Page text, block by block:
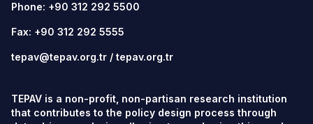
Phone: +90 312 292 5500
Fax: +90 312 292 5555
tepav@tepav.org.tr / tepav.org.tr
TEPAV is a non-profit, non-partisan research institution
that contributes to the policy design process through